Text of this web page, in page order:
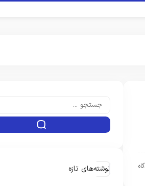
نوشته‌های تازه